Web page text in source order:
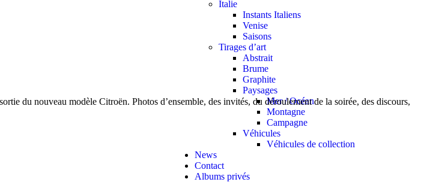
Italie
Instants Italiens
Venise
Saisons
Tirages d’art
Abstrait
Brume
Graphite
Paysages
Mer / Océan
Montagne
Campagne
Véhicules
Véhicules de collection
News
Contact
Albums privés
du nouveau modèle Citroën. Photos d’ensemble, des invités, du déroulement de la soirée, des discours,